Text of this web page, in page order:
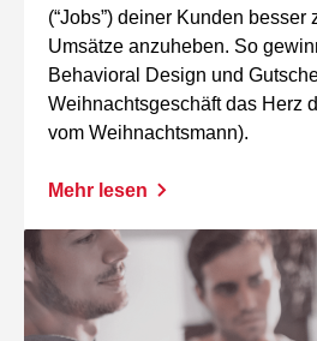
(“Jobs”) deiner Kunden besser
Umsätze anzuheben. So
Behavioral Design und
Weihnachtsgeschäft das Herz
vom Weihnachtsmann).
Mehr lesen